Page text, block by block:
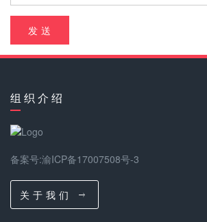
发 送
组 织 介 绍
备案号:渝ICP备17007508号-3
关 于 我 们